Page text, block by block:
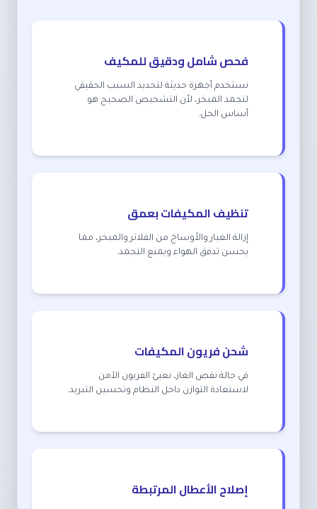
فحص شامل ودقيق للمكيف
نستخدم أجهزة حديثة لتحديد السبب الحقيقي
لتجمد المبخر، لأن التشخيص الصحيح هو
أساس الحل.
تنظيف المكيفات بعمق
إزالة الغبار والأوساخ من الفلاتر والمبخر، مما
يحسن تدفق الهواء ويمنع التجمد.
شحن فريون المكيفات
في حالة نقص الغاز، نعبئ الفريون الآمن
لاستعادة التوازن داخل النظام وتحسين التبريد.
إصلاح الأعطال المرتبطة